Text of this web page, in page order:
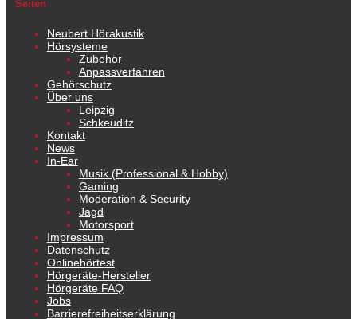
Seiten
Neubert Hörakustik
Hörsysteme
Zubehör
Anpassverfahren
Gehörschutz
Über uns
Leipzig
Schkeuditz
Kontakt
News
In-Ear
Musik (Professional & Hobby)
Gaming
Moderation & Security
Jagd
Motorsport
Impressum
Datenschutz
Onlinehörtest
Hörgeräte-Hersteller
Hörgeräte FAQ
Jobs
Barrierefreiheitserklärung